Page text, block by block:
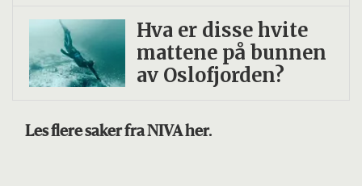
Hva er disse hvite
mattene på bunnen
av Oslofjorden?
Les flere saker fra NIVA her.